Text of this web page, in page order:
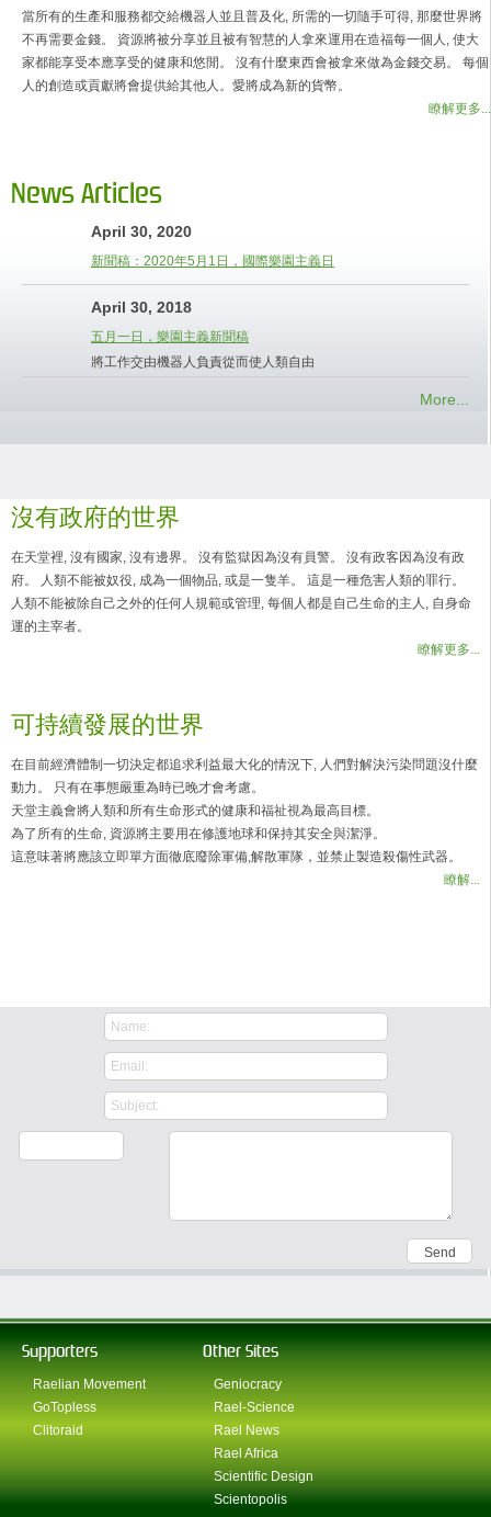
當所有的生產和服務都交給機器人並且普及化, 所需的一切隨手可得, 那麼世界將
不再需要金錢。 資源將被分享並且被有智慧的人拿來運用在造福每一個人, 使大
家都能享受本應享受的健康和悠閒。 沒有什麼東西會被拿來做為金錢交易。 每個
人的創造或貢獻將會提供給其他人。愛將成為新的貨幣。
瞭解更多...
News Articles
April 30, 2020
新聞稿：2020年5月1日，國際樂園主義日
April 30, 2018
五月一日，樂園主義新聞稿
將工作交由機器人負責從而使人類自由
More...
沒有政府的世界
在天堂裡, 沒有國家, 沒有邊界。 沒有監獄因為沒有員警。 沒有政客因為沒有政
府。 人類不能被奴役, 成為一個物品, 或是一隻羊。 這是一種危害人類的罪行。
人類不能被除自己之外的任何人規範或管理, 每個人都是自己生命的主人, 自身命
運的主宰者。
瞭解更多...
可持續發展的世界
在目前經濟體制一切決定都追求利益最大化的情況下, 人們對解決污染問題沒什麼
動力。 只有在事態嚴重為時已晚才會考慮。
天堂主義會將人類和所有生命形式的健康和福祉視為最高目標。
為了所有的生命, 資源將主要用在修護地球和保持其安全與潔淨。
這意味著將應該立即單方面徹底廢除軍備,解散軍隊，並禁止製造殺傷性武器。
瞭解...
Supporters
Raelian Movement
GoTopless
Clitoraid
Other Sites
Geniocracy
Rael-Science
Rael News
Rael Africa
Scientific Design
Scientopolis